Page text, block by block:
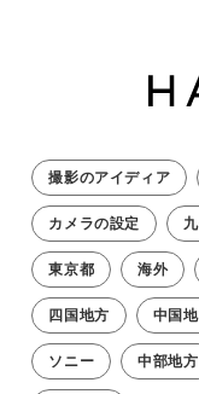
撮影のアイディア
カメラの設定
東京都 海外
四国地方 中国
ソニー 中部地方